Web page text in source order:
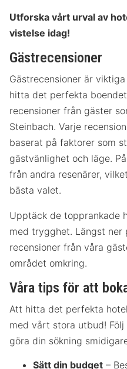
Utforska vårt urval av
vistelse idag!
Gästrecensioner
Gästrecensioner är
hitta det perfekta
recensioner från gäster
Steinbach. Varje
baserat på faktorer som
gästvänlighet och läge.
från andra resenärer,
bästa valet.
Upptäck de topprankade
med trygghet. Längst ner
recensioner från våra
området omkring.
Våra tips för att
Att hitta det perfekta
med vårt stora utbud!
göra din sökning
Sätt din budget –